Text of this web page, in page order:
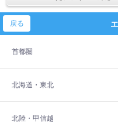
戻る
首都圏
北海道・東北
北陸・甲信越